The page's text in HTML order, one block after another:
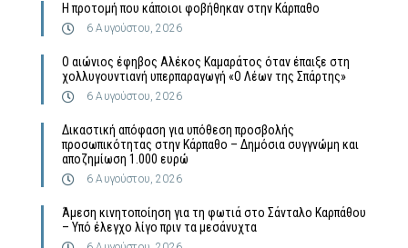
Η προτομή που κάποιοι φοβήθηκαν στην Κάρπαθο
6 Αυγούστου, 2026
Ο αιώνιος έφηβος Αλέκος Καμαράτος όταν έπαιξε στη
χολλυγουντιανή υπερπαραγωγή «Ο Λέων της Σπάρτης»
6 Αυγούστου, 2026
Δικαστική απόφαση για υπόθεση προσβολής
προσωπικότητας στην Κάρπαθο – Δημόσια συγγνώμη και
αποζημίωση 1.000 ευρώ
6 Αυγούστου, 2026
Άμεση κινητοποίηση για τη φωτιά στο Σάνταλο Καρπάθου
– Υπό έλεγχο λίγο πριν τα μεσάνυχτα